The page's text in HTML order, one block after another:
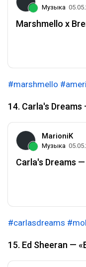
Музыка
Marshmello x
#marshmello
14. Carla's Dreams
MarioniK
Музыка
Carla's Dreams —
#carlasdreams
15. Ed Sheeran —